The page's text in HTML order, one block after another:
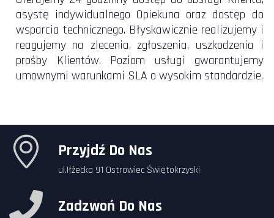
asystę indywidualnego Opiekuna oraz dostęp do
wsparcia technicznego. Błyskawicznie realizujemy i
reagujemy na zlecenia, zgłoszenia, uszkodzenia i
prośby Klientów. Poziom usługi gwarantujemy
umownymi warunkami SLA o wysokim standardzie.
Przyjdź Do Nas
ul.Iłżecka 91 Ostrowiec Świętokrzyski
Zadzwoń Do Nas